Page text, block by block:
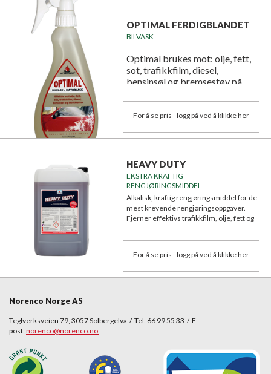
OPTIMAL FERDIGBLANDET
BILVASK
Optimal brukes mot: olje, fett,
sot, trafikkfilm, diesel,
bensinsøl og bremsestøv på
For å se pris - logg på ved å klikke her
HEAVY DUTY
EKSTRA KRAFTIG
RENGJØRINGSMIDDEL
Alkalisk, kraftig rengjøringsmiddel for de
mest krevende rengjøringsoppgaver.
Fjerner effektivs trafikkfilm, olje, fett og
For å se pris - logg på ved å klikke her
Norenco Norge AS
Teglverksveien 79, 3057 Solbergelva / Tel. 66 99 55 33 / E-
post:norenco@norenco.no